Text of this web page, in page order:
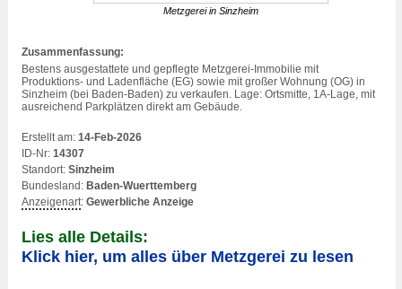
Metzgerei in Sinzheim
Zusammenfassung:
Bestens ausgestattete und gepflegte Metzgerei-Immobilie mit
Produktions- und Ladenfläche (EG) sowie mit großer Wohnung (OG) in
Sinzheim (bei Baden-Baden) zu verkaufen. Lage: Ortsmitte, 1A-Lage, mit
ausreichend Parkplätzen direkt am Gebäude.
Erstellt am: 14-Feb-2026
ID-Nr: 14307
Standort: Sinzheim
Bundesland: Baden-Wuerttemberg
Anzeigenart: Gewerbliche Anzeige
Lies alle Details:
Klick hier, um alles über Metzgerei zu lesen